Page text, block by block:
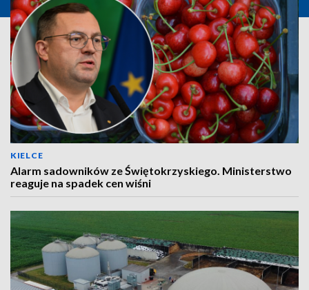
KIELCE
Alarm sadowników ze Świętokrzyskiego. Ministerstwo
reaguje na spadek cen wiśni